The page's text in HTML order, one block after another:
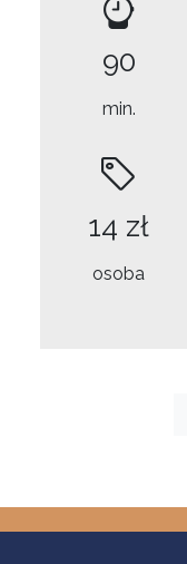
90
min.
14 zł
osoba